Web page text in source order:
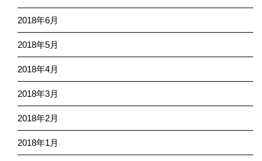
2018年6月
2018年5月
2018年4月
2018年3月
2018年2月
2018年1月